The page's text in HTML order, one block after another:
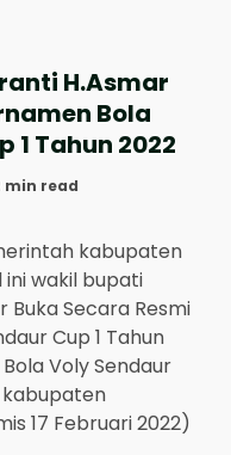
H.Asmar
Bola
1 Tahun 2022
min read
kabupaten
wakil bupati
Buka Secara Resmi
Cup 1 Tahun
Voly Sendaur
kabupaten
17 Februari 2022)